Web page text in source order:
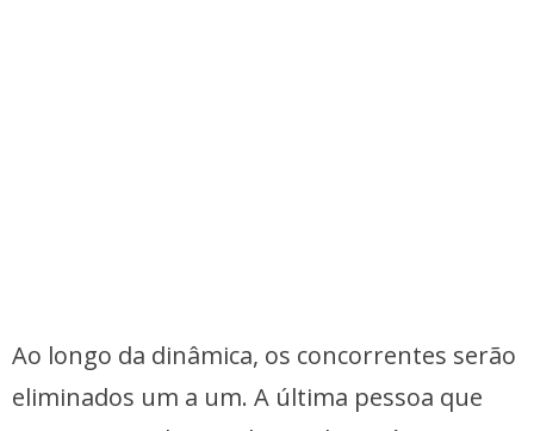
Ao longo da dinâmica, os concorrentes serão
eliminados um a um. A última pessoa que